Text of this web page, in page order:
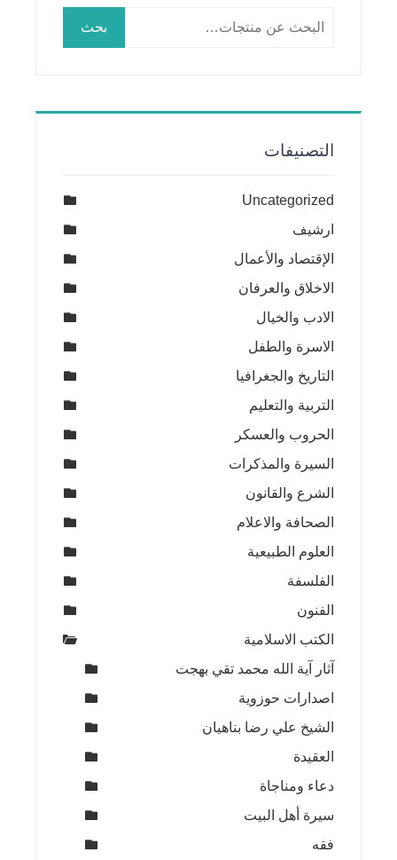
بحث
التصنيفات
Uncategorized
ارشيف
الإقتصاد والأعمال
الاخلاق والعرفان
الادب والخيال
الاسرة والطفل
التاريخ والجغرافيا
التربية والتعليم
الحروب والعسكر
السيرة والمذكرات
الشرع والقانون
الصحافة والاعلام
العلوم الطبيعية
الفلسفة
الفنون
الكتب الاسلامية
آثار آية الله محمد تقي بهجت
اصدارات حوزوية
الشيخ علي رضا بناهيان
العقيدة
دعاء ومناجاة
سيرة أهل البيت
فقه